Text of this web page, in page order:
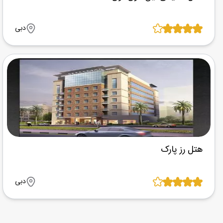
دبی
هتل رز پارک
دبی